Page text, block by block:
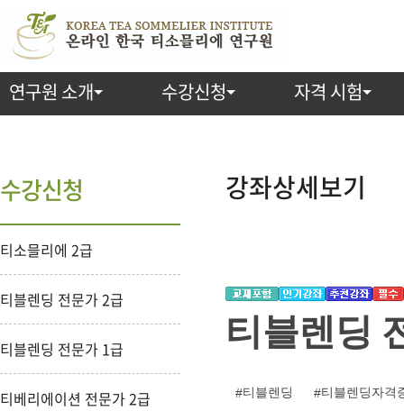
연구원 소개 수강신청 자격 시험
좌
보
기
강좌상세보기
티블렌딩
티블렌딩 티블렌딩자격
수강신청
티소믈리에 2급
티블렌딩 전문가 2급
티블렌딩 전문가 1급
티베리에이션 전문가 2급